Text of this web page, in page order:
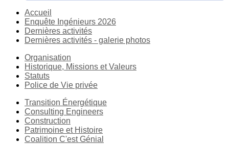
Accueil
Enquête Ingénieurs 2026
Dernières activités
Dernières activités - galerie photos
Organisation
Historique, Missions et Valeurs
Statuts
Police de Vie privée
Transition Énergétique
Consulting Engineers
Construction
Patrimoine et Histoire
Coalition C'est Génial